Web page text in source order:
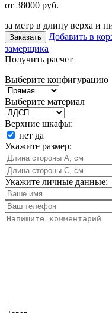
от 38000 руб.
за метр в длину верха и
Заказать Добавить в
замерщика
Получить расчет
Выберите конфигурацию
Выберите материал
Верхние шкафы:
нет да
Укажите размер:
Укажите личные данные: